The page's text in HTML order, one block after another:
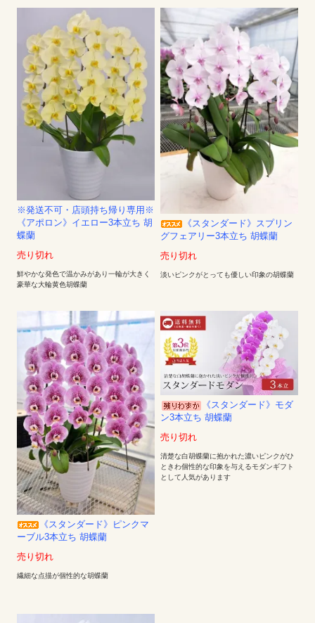
※発送不可・店頭持ち帰り専用※
《アポロン》イエロー3本立ち 胡
蝶蘭
売り切れ
鮮やかな発色で温かみがあり一輪が大きく
豪華な大輪黄色胡蝶蘭
《スタンダード》スプリン
グフェアリー3本立ち 胡蝶蘭
売り切れ
淡いピンクがとっても優しい印象の胡蝶蘭
《スタンダード》ピンクマ
ーブル3本立ち 胡蝶蘭
売り切れ
繊細な点描が個性的な胡蝶蘭
《スタンダード》モダ
ン3本立ち 胡蝶蘭
売り切れ
清楚な白胡蝶蘭に抱かれた濃いピンクがひ
ときわ個性的な印象を与えるモダンギフト
として人気があります